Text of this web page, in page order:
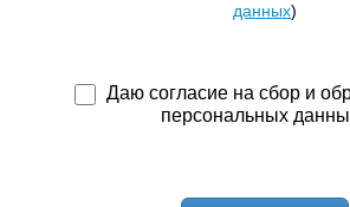
данных)
Даю согласие на сбор и
персональных